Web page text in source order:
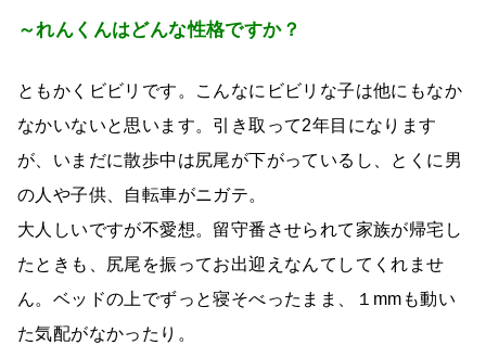
～れんくんはどんな性格ですか？
ともかくビビリです。こんなにビビリな子は他にもなか
なかいないと思います。引き取って2年目になります
が、いまだに散歩中は尻尾が下がっているし、とくに男
の人や子供、自転車がニガテ。
大人しいですが不愛想。留守番させられて家族が帰宅し
たときも、尻尾を振ってお出迎えなんてしてくれませ
ん。ベッドの上でずっと寝そべったまま、１mmも動い
た気配がなかったり。